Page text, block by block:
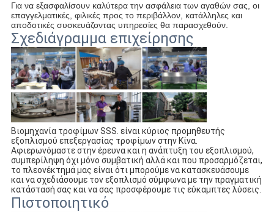
Για να εξασφαλίσουν καλύτερα την ασφάλεια των αγαθών σας, οι
επαγγελματικές, φιλικές προς το περιβάλλον, κατάλληλες και
αποδοτικές συσκευάζοντας υπηρεσίες θα παρασχεθούν.
Σχεδιάγραμμα επιχείρησης
Βιομηχανία τροφίμων SSS. είναι κύριος προμηθευτής
εξοπλισμού επεξεργασίας τροφίμων στην Κίνα.
Αφιερωνόμαστε στην έρευνα και η ανάπτυξη του εξοπλισμού,
συμπερίληψη όχι μόνο συμβατική αλλά και που προσαρμόζεται,
το πλεονέκτημά μας είναι ότι μπορούμε να κατασκευάσουμε
και να σχεδιάσουμε τον εξοπλισμό σύμφωνα με την πραγματική
κατάστασή σας και να σας προσφέρουμε τις εύκαμπτες λύσεις.
Πιστοποιητικό